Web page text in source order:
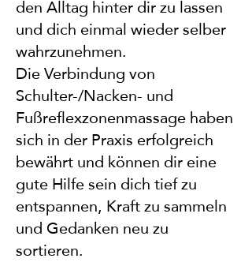
den Alltag hinter dir zu lassen
und dich einmal wieder selber
wahrzunehmen.
Die Verbindung von
Schulter-/Nacken- und
Fußreflexzonenmassage haben
sich in der Praxis erfolgreich
bewährt und können dir eine
gute Hilfe sein dich tief zu
entspannen, Kraft zu sammeln
und Gedanken neu zu
sortieren.